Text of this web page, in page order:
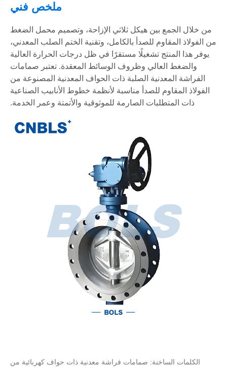
ملخص فني
من خلال الجمع بين هيكل ثلاثي الإزاحة، وتصميم محمل الضغط
من الفولاذ المقاوم للصدأ بالكامل، وتقنية الختم الصلب المعدني،
يوفر هذا المنتج تشغيلًا مستقرًا في ظل درجات الحرارة العالية
والضغط العالي وظروف الوسائط المعقدة. تعتبر صمامات
الفراشة المعدنية الصلبة ذات الحواف المعدنية المصنوعة من
الفولاذ المقاوم للصدأ مناسبة لأنظمة خطوط الأنابيب الصناعية
ذات المتطلبات الصارمة للموثوقية والأتمتة وعمر الخدمة.
الكلمات الساخنة: صمامات فراشة معدنية ذات حواف كهربائية من